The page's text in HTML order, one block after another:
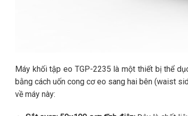
Máy khối tập eo TGP-2235 là một thiết bị thể
bằng cách uốn cong cơ eo sang hai bên (waist
về máy này: